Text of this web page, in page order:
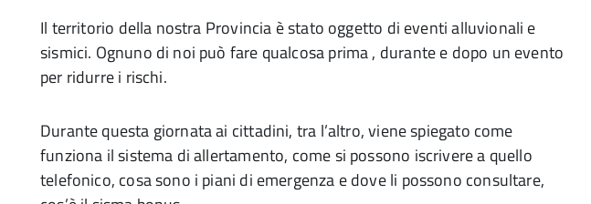
Il territorio della nostra Provincia è stato oggetto di eventi alluvionali e
sismici. Ognuno di noi può fare qualcosa prima , durante e dopo un evento
per ridurre i rischi.
Durante questa giornata ai cittadini, tra l’altro, viene spiegato come
funziona il sistema di allertamento, come si possono iscrivere a quello
telefonico, cosa sono i piani di emergenza e dove li possono consultare,